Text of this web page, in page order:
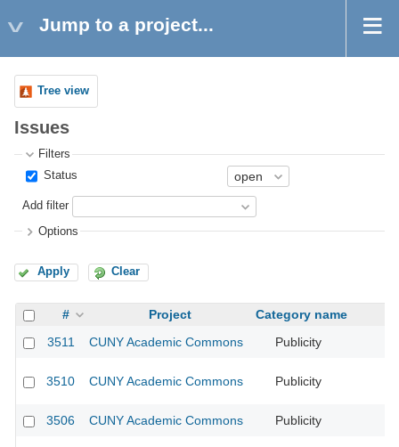
Jump to a project...
Tree view
Issues
Filters
Status
Add filter
Options
Apply Clear
# Project
Category name
3511
CUNY Academic Commons Publicity
3510 CUNY Academic Commons Publicity
3506 CUNY Academic Commons Publicity